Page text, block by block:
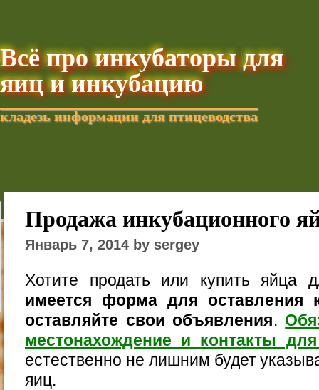
Всё про инкубаторы для
яиц и инкубацию
кладезь информации для птицеводства
Добавить текущую
Продажа инкубационного
Январь 7, 2014 by sergey
Хотите продать или купить яйца
имеется форма для оставления
оставляйте свои объявления.
местонахождение и контакты
естественно не лишним будет
яиц.